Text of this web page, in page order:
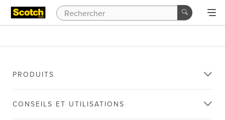
PRODUITS
CONSEILS ET UTILISATIONS